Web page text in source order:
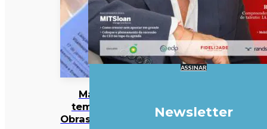
Mau
tempo:
Obras mais
ASSINAR
Newsletter